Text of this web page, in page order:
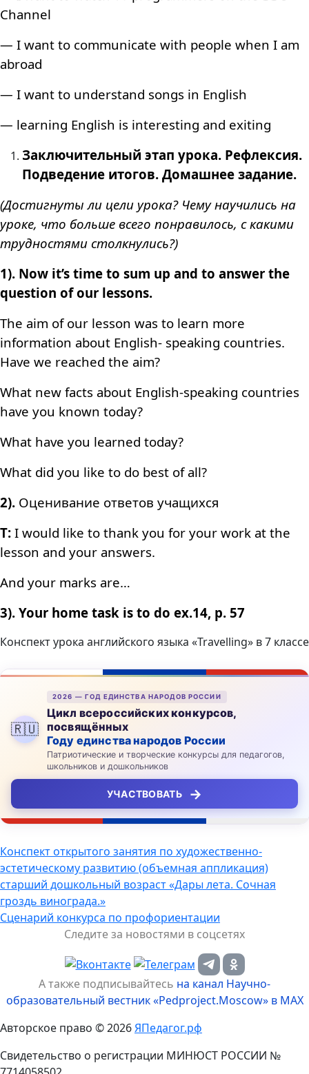
Channel
— I want to communicate with people when I am
abroad
— I want to understand songs in English
— learning English is interesting and exiting
Заключительный этап урока. Рефлексия.
Подведение итогов. Домашнее задание.
(Достигнуты ли цели урока? Чему научились на
уроке, что больше всего понравилось, с какими
трудностями столкнулись?)
1). Now it’s time to sum up and to answer the
question of our lessons.
The aim of our lesson was to learn more
information about English- speaking countries.
Have we reached the aim?
What new facts about English-speaking countries
have you known today?
What have you learned today?
What did you like to do best of all?
2). Оценивание ответов учащихся
T: I would like to thank you for your work at the
lesson and your answers.
And your marks are…
3). Your home task is to do ex.14, p. 57
Конспект урока английского языка «Travelling» в 7 классе
🇷🇺
2026 — ГОД ЕДИНСТВА НАРОДОВ РОССИИ
Цикл всероссийских конкурсов,
посвящённых
Году единства народов России
Патриотические и творческие конкурсы для педагогов,
школьников и дошкольников
УЧАСТВОВАТЬ →
Навигация
по
записям
Конспект открытого занятия по художественно-
эстетическому развитию (объемная аппликация)
старший дошкольный возраст «Дары лета. Сочная
гроздь винограда.»
Сценарий конкурса по профориентации
Следите за новостями в соцсетях
А также подписывайтесь на канал Научно-
образовательный вестник «Pedproject.Moscow» в MAX
Авторское право © 2026ЯПедагог.рф
Свидетельство о регистрации МИНЮСТ РОССИИ №